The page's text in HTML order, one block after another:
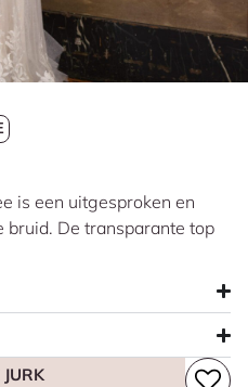
is een uitgesproken en
bruid. De transparante top
geeft de jurk
de subtiele cut-outs aan
speelse touch. De rok van
een vrouwelijke
elegante sleep.